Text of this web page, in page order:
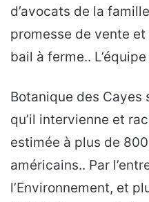
d’avocats de la
promesse de vente
bail à ferme..
Botanique des Cayes
qu’il intervienne et
estimée à plus de
américains.. Par
l’Environnement, et